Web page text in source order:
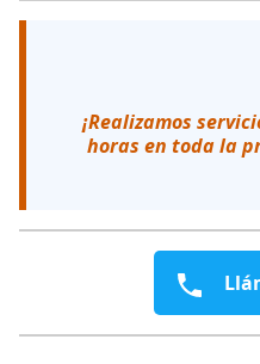
¡Realizamos
horas en toda la